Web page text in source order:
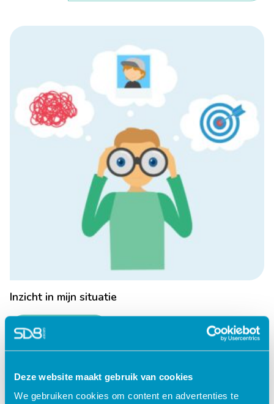
Deze website maakt gebruik van cookies
We gebruiken cookies om content en advertenties te
Inzicht in mijn situatie
Lees verder